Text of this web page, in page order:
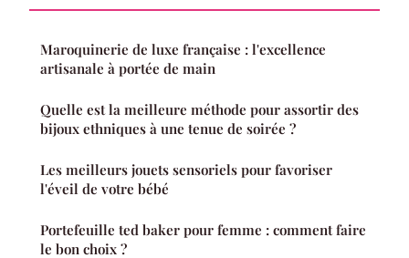
Maroquinerie de luxe française : l'excellence
artisanale à portée de main
Quelle est la meilleure méthode pour assortir des
bijoux ethniques à une tenue de soirée ?
Les meilleurs jouets sensoriels pour favoriser
l'éveil de votre bébé
Portefeuille ted baker pour femme : comment faire
le bon choix ?